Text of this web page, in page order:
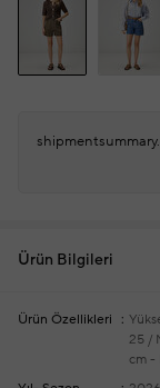
Ürün Bilgileri
Ürün Özellikleri
25 / Model